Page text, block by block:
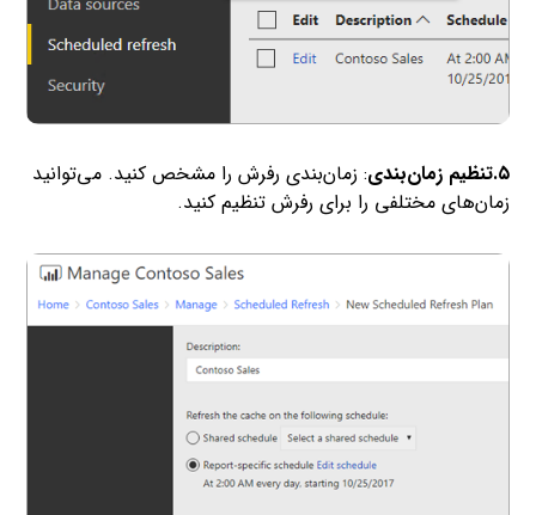
۵.تنظیم زمان‌بندی
: زمان‌بندی رفرش را مشخص کنید. می‌توانید
زمان‌های مختلفی را برای رفرش تنظیم کنید.